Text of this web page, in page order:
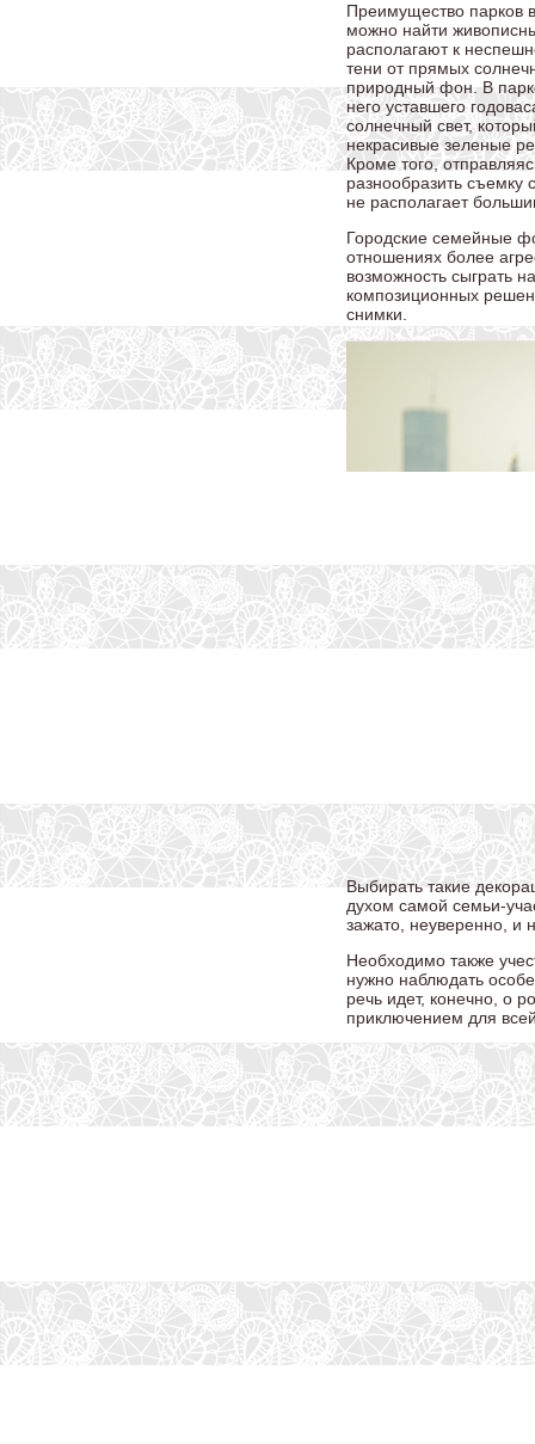
Преимущество парков
можно найти
располагают к
тени от прямых
природный фон. В
него уставшего
солнечный свет,
некрасивые зеленые
Кроме того,
разнообразить съемку
не располагает
Городские семейные
отношениях более
возможность сыграть
композиционных
снимки.
Выбирать такие
духом самой семьи-
зажато, неуверенно, и
Необходимо также
нужно наблюдать
речь идет, конечно, о
приключением для